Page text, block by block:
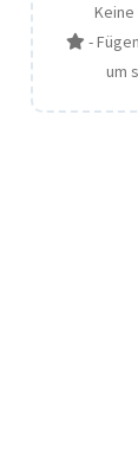
-
um